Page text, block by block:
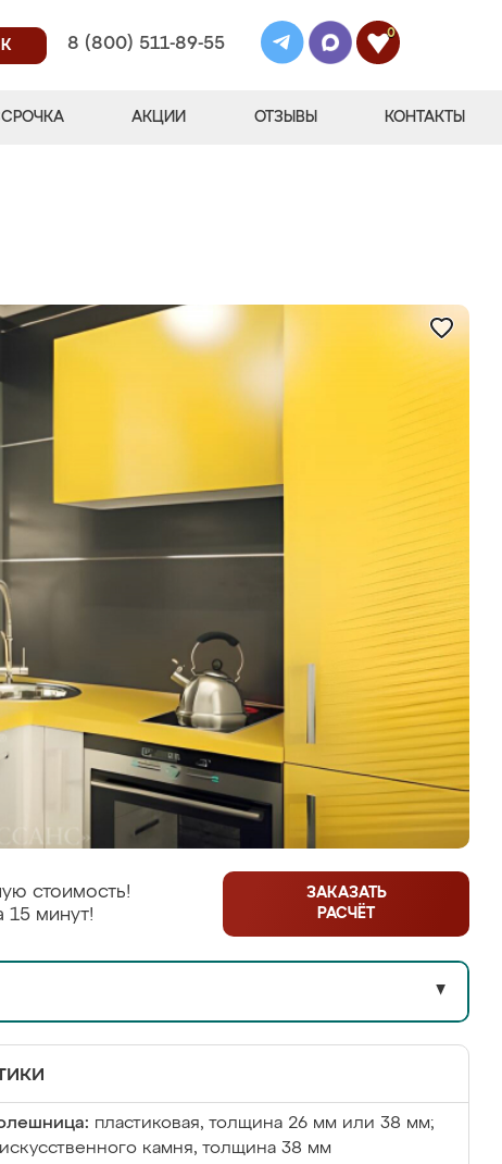
8 (800) 511-89-55
0
АКЦИИ ОТЗЫВЫ КОНТАКТЫ
стоимость!
15 минут!
ЗАКАЗАТЬ
РАСЧЁТ
▼
пластиковая, толщина 26 мм или 38 мм;
камня, толщина 38 мм